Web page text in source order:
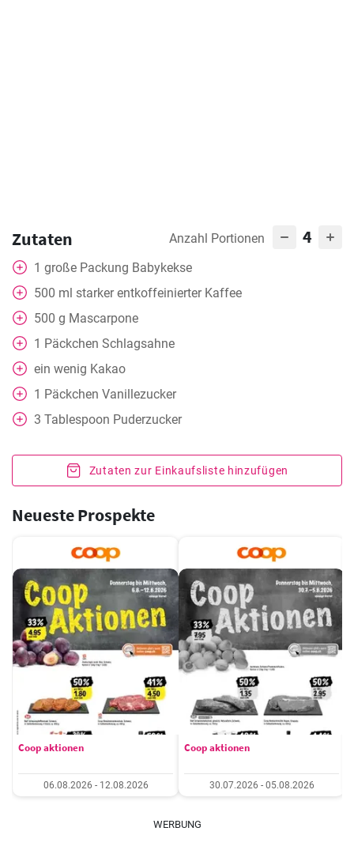
Zutaten Anzahl Portionen 4
1 große Packung Babykekse
500 ml starker entkoffeinierter Kaffee
500 g Mascarpone
1 Päckchen Schlagsahne
ein wenig Kakao
1 Päckchen Vanillezucker
3 Tablespoon Puderzucker
Zutaten zur Einkaufsliste hinzufügen
Neueste Prospekte
Coop aktionen
06.08.2026 - 12.08.2026
Coop aktionen
30.07.2026 - 05.08.2026
WERBUNG